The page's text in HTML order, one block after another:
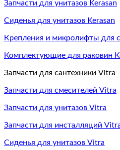
Запчасти для унитазов Kerasan
Сиденья для унитазов Kerasan
Крепления и микролифты для
Комплектующие для раковин
Запчасти для сантехники Vitra
Запчасти для смесителей Vitra
Запчасти для унитазов Vitra
Запчасти для инсталляций
Сиденья для унитазов Vitra